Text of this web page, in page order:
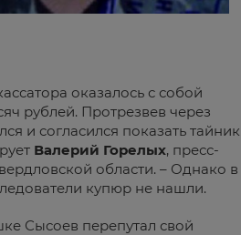
оказалось с собой
рублей. Протрезвев через
и согласился показать тайник
Валерий Горелых, пресс-
области. – Однако в
купюр не нашли.
Сысоев перепутал свой